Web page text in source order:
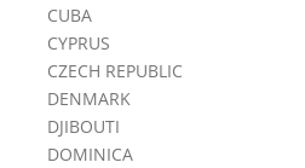
CUBA
CYPRUS
CZECH REPUBLIC
DENMARK
DJIBOUTI
DOMINICA